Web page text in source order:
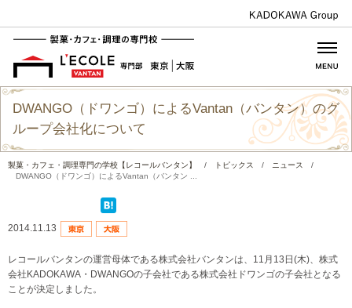
DWANGO（ドワンゴ）によるVantan（バンタン）のグ
ループ会社化について
製菓・カフェ・調理専門の学校【レコールバンタン】 / トピックス / ニュース
/
DWANGO（ドワンゴ）によるVantan（バンタン ...
2014.11.13
レコールバンタンの運営母体である株式会社バンタンは、11月13日(木)、株式
会社KADOKAWA・DWANGOの子会社である株式会社ドワンゴの子会社となる
ことが決定しました。